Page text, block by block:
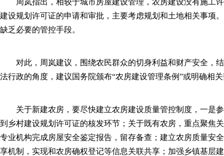
周岚指出，相较于城市房屋建设管理，农房建设没有施工
建设规划许可证的申请和审批，主要考虑规划和土地相关事项
缺乏必要的管控手段。
对此，周岚建议，围绕农民群众的切身利益和财产安全，
法行政的角度，建议国务院颁布“农房建设管理条例”或明确相
关于新建农房，要尽快建立农房建设质量管控制度，一是
到乡村建设规划许可证的核发环节；关于既有农房，重点聚焦
专业机构完成房屋安全鉴定报告，留存备查；建立农房质量安
享机制，实现和农房确权登记等信息关联共享；加强乡镇基层